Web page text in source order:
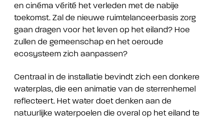
en cinéma vérité het verleden met de nabije
toekomst. Zal de nieuwe ruimtelanceerbasis zorg
gaan dragen voor het leven op het eiland? Hoe
zullen de gemeenschap en het oeroude
ecosysteem zich aanpassen?
Centraal in de installatie bevindt zich een donkere
waterplas, die een animatie van de sterrenhemel
reflecteert. Het water doet denken aan de
natuurlijke waterpoelen die overal op het eiland te